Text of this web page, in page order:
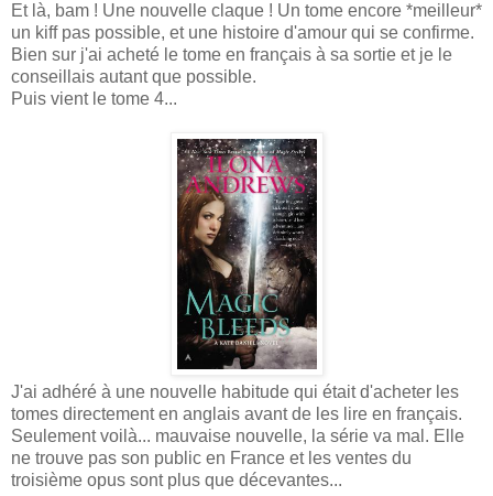
Et là, bam ! Une nouvelle claque ! Un tome encore *meilleur*
un kiff pas possible, et une histoire d'amour qui se confirme.
Bien sur j'ai acheté le tome en français à sa sortie et je le
conseillais autant que possible.
Puis vient le tome 4...
J'ai adhéré à une nouvelle habitude qui était d'acheter les
tomes directement en anglais avant de les lire en français.
Seulement voilà... mauvaise nouvelle, la série va mal. Elle
ne trouve pas son public en France et les ventes du
troisième opus sont plus que décevantes...